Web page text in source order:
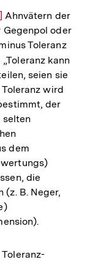
Ahnvätern der
oder
Toleranz
kann
seien sie
wird
der
selten
dem
die
(z. B. Neger,